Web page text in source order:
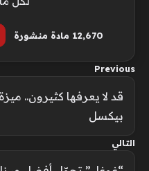
12٬670 مادة منشورة
Previous
قد لا يعرفها كثيرون..
بيكسل
التالي